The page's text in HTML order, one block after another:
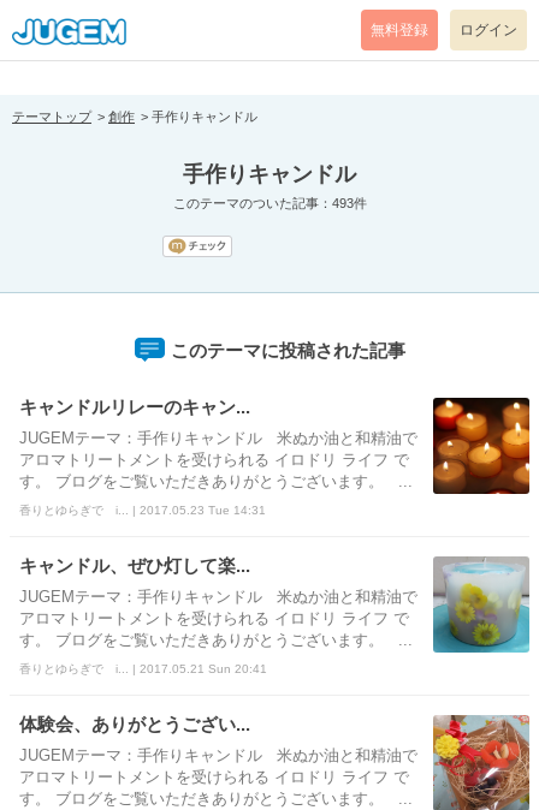
[pear_error: message="Success" code=0 mode=return level=notice
prefix="" info=""]
無料登録 ログイン
テーマトップ 創作 手作りキャンドル
手作りキャンドル
このテーマのついた記事：493件
このテーマに投稿された記事
キャンドルリレーのキャン...
JUGEMテーマ：手作りキャンドル 米ぬか油と和精油で
アロマトリートメントを受けられる イロドリ ライフ で
す。 ブログをご覧いただきありがとうございます。 ...
香りとゆらぎで i... | 2017.05.23 Tue 14:31
キャンドル、ぜひ灯して楽...
JUGEMテーマ：手作りキャンドル 米ぬか油と和精油で
アロマトリートメントを受けられる イロドリ ライフ で
す。 ブログをご覧いただきありがとうございます。 ...
香りとゆらぎで i... | 2017.05.21 Sun 20:41
体験会、ありがとうござい...
JUGEMテーマ：手作りキャンドル 米ぬか油と和精油で
アロマトリートメントを受けられる イロドリ ライフ で
す。 ブログをご覧いただきありがとうございます。 ...